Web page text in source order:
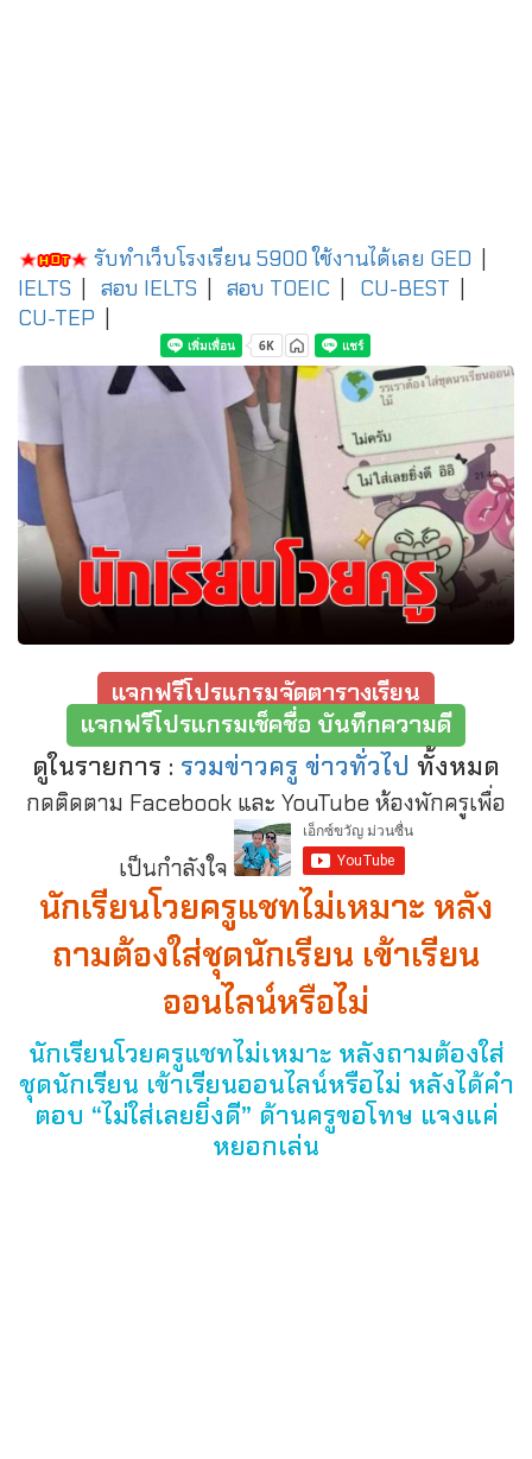
รับทำเว็บโรงเรียน 5900 ใช้งานได้เลย GED
IELTS
สอบ IELTS สอบ TOEIC CU-BEST
CU-TEP
แจกฟรีโปรแกรมจัดตารางเรียน
แจกฟรีโปรแกรมเช็คชื่อ บันทึกความดี
ดูในรายการ : รวมข่าวครู ข่าวทั่วไป ทั้งหมด
กดติดตาม Facebook และ YouTube ห้องพักครูเพื่อ
เป็นกำลังใจ
นักเรียนโวยครูแชทไม่เหมาะ หลัง
ถามต้องใส่ชุดนักเรียน เข้าเรียน
ออนไลน์หรือไม่
นักเรียนโวยครูแชทไม่เหมาะ หลังถามต้องใส่
ชุดนักเรียน เข้าเรียนออนไลน์หรือไม่ หลังได้คำ
ตอบ “ไม่ใส่เลยยิ่งดี” ด้านครูขอโทษ แจงแค่
หยอกเล่น